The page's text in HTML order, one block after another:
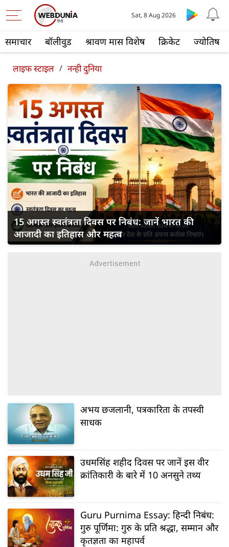
समाचार बॉलीवुड श्रावण मास विशेष क्रिकेट ज्योतिष
Sat, 8 Aug 2026
लाइफ स्‍टाइल / नन्ही दुनिया
15 अगस्त स्वतंत्रता दिवस पर निबंध: जानें भारत की
आजादी का इतिहास और महत्व
अभय छजलानी, पत्रकारिता के तपस्वी
साधक
उधमसिंह शहीद दिवस पर जानें इस वीर
क्रांतिकारी के बारे में 10 अनसुने तथ्य
Guru Purnima Essay: हिन्दी निबंध:
गुरु पूर्णिमा: गुरु के प्रति श्रद्धा, सम्मान और
कृतज्ञता का महापर्व